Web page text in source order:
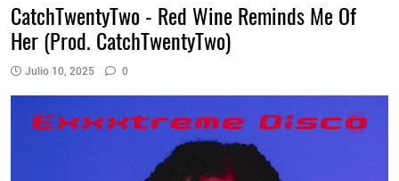
CatchTwentyTwo - Red Wine Reminds Me Of
Her (Prod. CatchTwentyTwo)
Julio 10, 2025 0